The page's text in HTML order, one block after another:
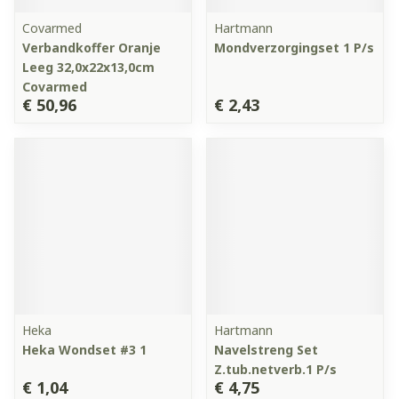
Covarmed
Verbandkoffer Oranje
Leeg 32,0x22x13,0cm
Covarmed
€ 50,96
Hartmann
Mondverzorgingset 1 P/s
€ 2,43
Heka
Heka Wondset #3 1
€ 1,04
Hartmann
Navelstreng Set
Z.tub.netverb.1 P/s
€ 4,75